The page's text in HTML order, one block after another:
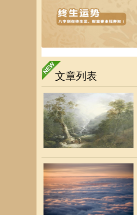
文章列表